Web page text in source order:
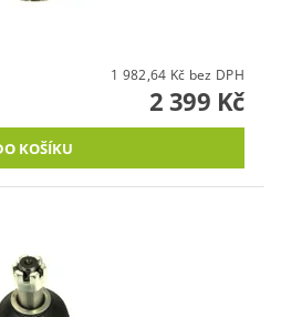
1 982,64 Kč bez DPH
2 399 Kč